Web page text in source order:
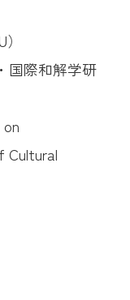
国際和解学研
Cultural